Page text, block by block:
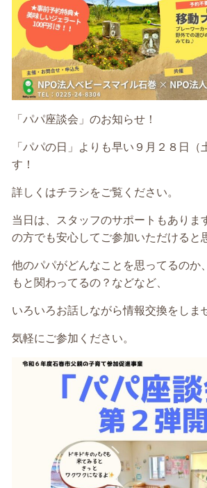
「パパ座談会」のお知らせ！
「パパの日」よりも早い９月２８日（
す！
詳しくはチラシをご覧ください。
当日は、スタッフのサポートもありま
の方でも安心してご参加いただけると
他のパパがどんなことを思ってるのか
もと関わってるの？などなど、
いろいろお話しながら情報交換をしま
気軽にご参加ください。